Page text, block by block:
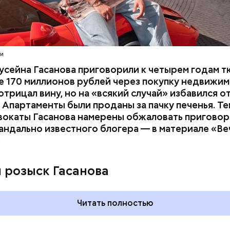
Гасанова приговорили к четырем годам
170 миллионов рублей через покупку
вину, но на «всякий случай» избавился
были проданы за пачку печенья.
Гасанова намерены обжаловать
известного блогера — в материале
Гасанова
Читать полностью
видеонаблюдения. На записи попал 25-
Артем Миссюра, который тайно приходил в
и подсыпал им в еду химикаты. Также
младшая сестра.
отправились в село Чанко, где может
злоумышленник. Параллельно с этим в Махачкале
Въезд и выезд в город перекрыты.
патрулируют улицы, железнодорожный вокзал
Как получить до 100 тысяч
рублей от государства при
трудной ситуации: кто может
претендовать и какие нужны
документы
Как узнать,
реновации в
искать